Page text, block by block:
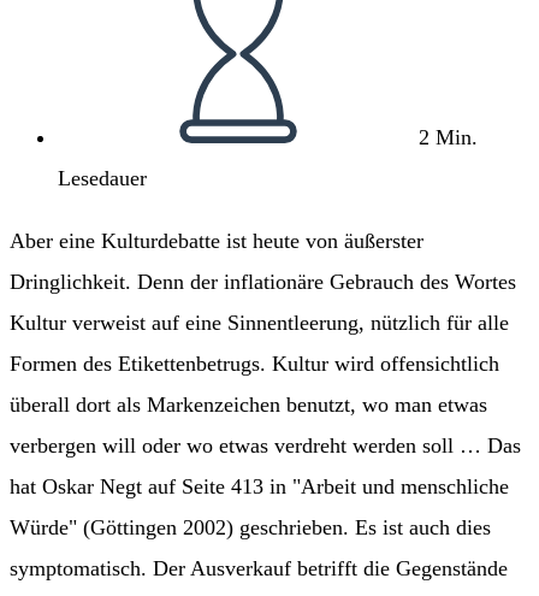
2 Min.
Lesedauer
Aber eine Kulturdebatte ist heute von äußerster
Dringlichkeit. Denn der inflationäre Gebrauch des Wortes
Kultur verweist auf eine Sinnentleerung, nützlich für alle
Formen des Etikettenbetrugs. Kultur wird offensichtlich
überall dort als Markenzeichen benutzt, wo man etwas
verbergen will oder wo etwas verdreht werden soll … Das
hat Oskar Negt auf Seite 413 in "Arbeit und menschliche
Würde" (Göttingen 2002) geschrieben. Es ist auch dies
symptomatisch. Der Ausverkauf betrifft die Gegenstände